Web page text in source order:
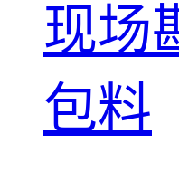
现场
包料